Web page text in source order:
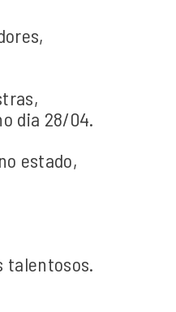
dia 28/04.
estado,
talentosos.